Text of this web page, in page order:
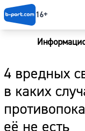
16+
4 вредных
в каких
её не есть
Новости
Наши